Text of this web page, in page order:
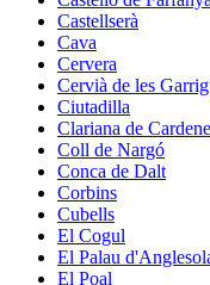
Castellserà
Cava
Cervera
Cervià de les
Ciutadilla
Clariana de
Coll de Nargó
Conca de Dalt
Corbins
Cubells
El Cogul
El Palau
El Poal